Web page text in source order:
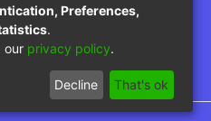
de Educación
Preferences,
.
our privacy policy.
Decline That's ok